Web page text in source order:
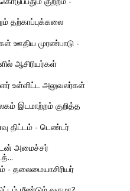
தற்காப்புக்கலை
ஊதிய முரண்பாடு -
ஆசிரியர்கள்
உள்ளிட்ட அலுவலர்கள்
இடமாற்றம் குறித்த
திட்டம் - டெண்டர்
அமைச்சர்
- தலைமையாசிரியர்